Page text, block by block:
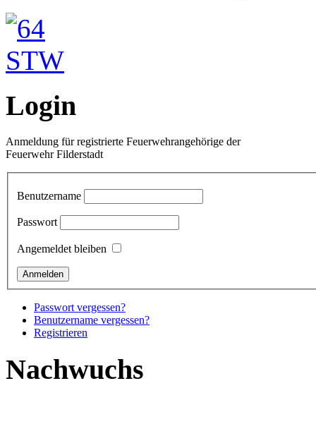
Login
Anmeldung für registrierte Feuerwehrangehörige der
Feuerwehr Filderstadt
Benutzername
Passwort
Angemeldet bleiben
Passwort vergessen?
Benutzername vergessen?
Registrieren
Nachwuchs